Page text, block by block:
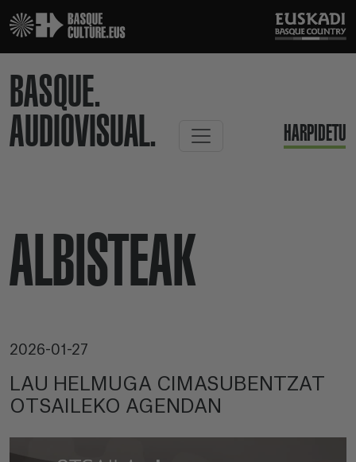
BASQUE.
AUDIOVISUAL.
HARPIDETU
ALBISTEAK
2026-01-27
LAU HELMUGA CIMASUBENTZAT
OTSAILEKO AGENDAN